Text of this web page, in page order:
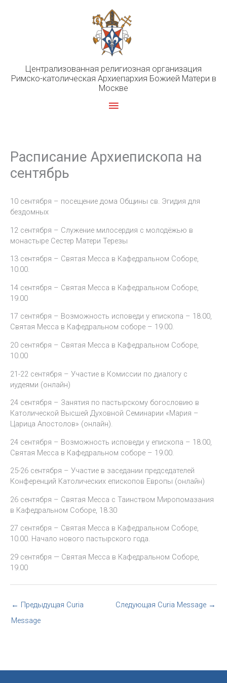
Централизованная религиозная организация
Римско-католическая Архиепархия Божией Матери в
Москве
Главное
Расписание Архиепископа на
сентябрь
10 сентября – посещение дома Общины св. Эгидия для
бездомных
12 сентября – Служение милосердия с молодёжью в
монастыре Сестер Матери Терезы
13 сентября – Святая Месса в Кафедральном Соборе,
10.00.
14 сентября – Святая Месса в Кафедральном Соборе,
19.00
17 сентября – Возможность исповеди у епископа – 18.00,
Святая Месса в Кафедральном соборе – 19.00.
20 сентября – Святая Месса в Кафедральном Соборе,
10.00
21-22 сентября – Участие в Комиссии по диалогу с
иудеями (онлайн)
24 сентября – Занятия по пастырскому богословию в
Католической Высшей Духовной Семинарии «Мария –
Царица Апостолов» (онлайн).
24 сентября – Возможность исповеди у епископа – 18.00,
Святая Месса в Кафедральном соборе – 19.00.
25-26 сентября – Участие в заседании председателей
Конференций Католических епископов Европы (онлайн)
26 сентября – Святая Месса с Таинством Миропомазания
в Кафедральном Соборе, 18.30
27 сентября – Святая Месса в Кафедральном Соборе,
10.00. Начало нового пастырского года.
29 сентября — Святая Месса в Кафедральном Соборе,
19.00
← Предыдущая Curia
Message
Следующая Curia Message →